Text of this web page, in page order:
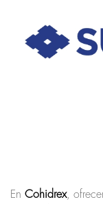
En Cohidrex,